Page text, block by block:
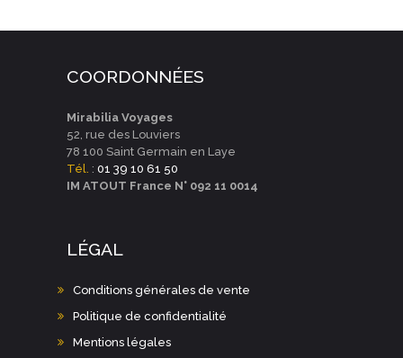
COORDONNÉES
Mirabilia Voyages
52, rue des Louviers
78 100 Saint Germain en Laye
Tél. : 01 39 10 61 50
IM ATOUT France N° 092 11 0014
LÉGAL
Conditions générales de vente
Politique de confidentialité
Mentions légales